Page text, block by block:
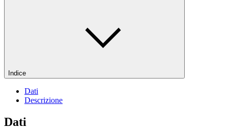
Indice
Dati
Descrizione
Dati